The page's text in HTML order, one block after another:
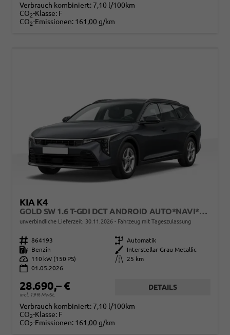
Verbrauch kombiniert: 7,10 l/100km
CO2-Klasse: F
CO2-Emissionen: 161,00 g/km
KIA K4
GOLD SW 1.6 T-GDI DCT ANDROID AUTO*NAVI*TOTWINKEL*SHZ*KAMERA*PRIVACYGLAS*ACC*KEYLESS*2Z KLIMAAUTO*
unverbindliche Lieferzeit: 30.11.2026 Fahrzeug mit Tageszulassung
Fahrzeugnr. 864193 Getriebe Automatik
Kraftstoff
Benzin Außenfarbe
Interstellar Grau Metallic
Leistung
110 kW (150 PS) Kilometerstand
25 km
01.05.2026
28.690,– €
incl. 19% MwSt.
DETAILS
Verbrauch kombiniert: 7,10 l/100km
CO2-Klasse: F
CO2-Emissionen: 161,00 g/km